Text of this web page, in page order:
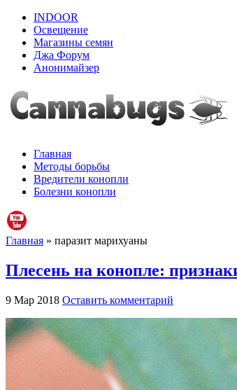
INDOOR
Освещение
Магазины семян
Джа Форум
Анонимайзер
Главная
Методы борьбы
Вредители конопли
Болезни конопли
Главная » паразит марихуаны
Плесень на конопле:
9 Мар 2018 Оставить комментарий